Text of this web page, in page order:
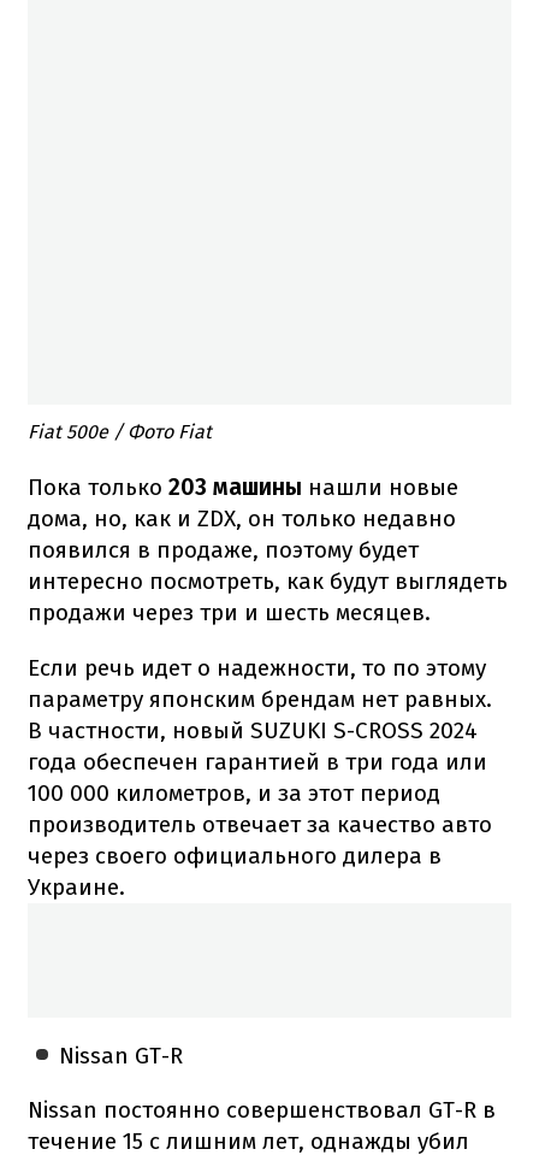
Fiat 500e / Фото Fiat
Пока только 203 машины нашли новые
дома, но, как и ZDX, он только недавно
появился в продаже, поэтому будет
интересно посмотреть, как будут выглядеть
продажи через три и шесть месяцев.
Если речь идет о надежности, то по этому
параметру японским брендам нет равных.
В частности, новый SUZUKI S-CROSS 2024
года обеспечен гарантией в три года или
100 000 километров, и за этот период
производитель отвечает за качество авто
через своего официального дилера в
Украине.
Nissan GT-R
Nissan постоянно совершенствовал GT-R в
течение 15 с лишним лет, однажды убил